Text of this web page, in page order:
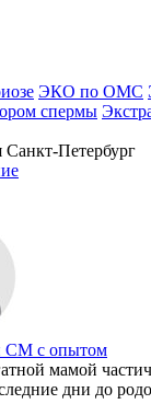
ЭКО по ОМС
спермы
Санкт-Петербург
СМ с опытом
мамой
дни до